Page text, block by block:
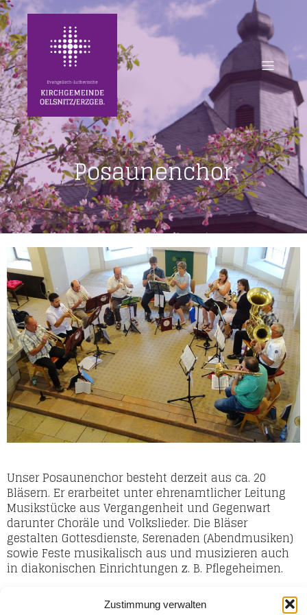
Zustimmung verwalten
Posaunenchor
Unser Posaunenchor besteht derzeit aus ca. 20
Bläsern. Er erarbeitet unter ehrenamtlicher Leitung
Musikstücke aus Vergangenheit und Gegenwart
darunter Choräle und Volkslieder. Die Bläser
gestalten Gottesdienste, Serenaden (Abendmusiken)
sowie Feste musikalisch aus und musizieren auch
in diakonischen Einrichtungen z. B. Pflegeheimen.
Der Posaunenchor ist offen für alle interessierten